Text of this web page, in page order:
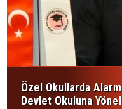
Özel Okullarda
Devlet Okuluna